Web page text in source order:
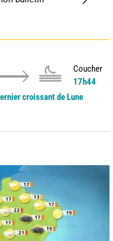
Coucher
17h44
croissant de Lune